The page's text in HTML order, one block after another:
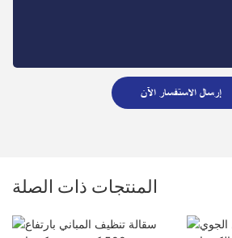
إرسال الاستفسار الآن
المنتجات ذات الصلة